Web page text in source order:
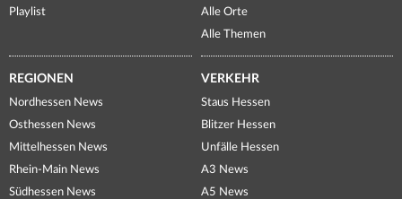
Playlist
Alle Orte
Alle Themen
REGIONEN
Nordhessen News
Osthessen News
Mittelhessen News
Rhein-Main News
Südhessen News
VERKEHR
Staus Hessen
Blitzer Hessen
Unfälle Hessen
A3 News
A5 News